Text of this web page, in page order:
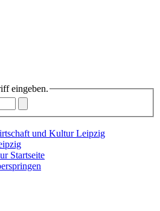
eingeben.
und Kultur Leipzig